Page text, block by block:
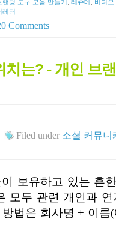
랜딩 도구 모음 만들기 레쥬메
비디오
레터
Comments
치는? - 개인 브
Filed under 소셜 커뮤니
보유하고 있는 흔
모두 관련 개인과
법은 회사명 + 이름